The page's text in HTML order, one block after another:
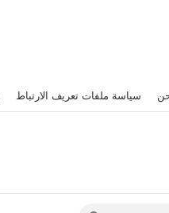
سياسة ملفات تعريف الارتباط